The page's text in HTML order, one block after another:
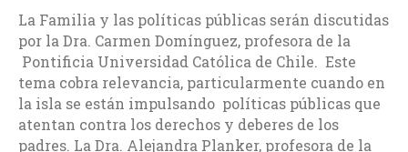
La Familia y las políticas públicas serán discutidas
por la Dra. Carmen Domínguez, profesora de la
Pontificia Universidad Católica de Chile. Este
tema cobra relevancia, particularmente cuando en
la isla se están impulsando políticas públicas que
atentan contra los derechos y deberes de los
padres. La Dra. Alejandra Planker, profesora de la